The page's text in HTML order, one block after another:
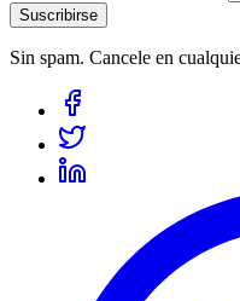
Suscribirse
Sin spam. Cancele en